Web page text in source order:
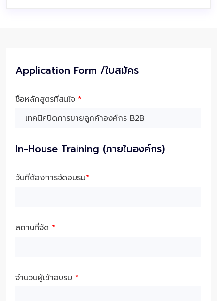
Application Form /ใบสมัคร
ชื่อหลักสูตรที่สนใจ *
In-House Training (ภายในองค์กร)
วันที่ต้องการจัดอบรม*
สถานที่จัด *
จำนวนผู้เข้าอบรม *